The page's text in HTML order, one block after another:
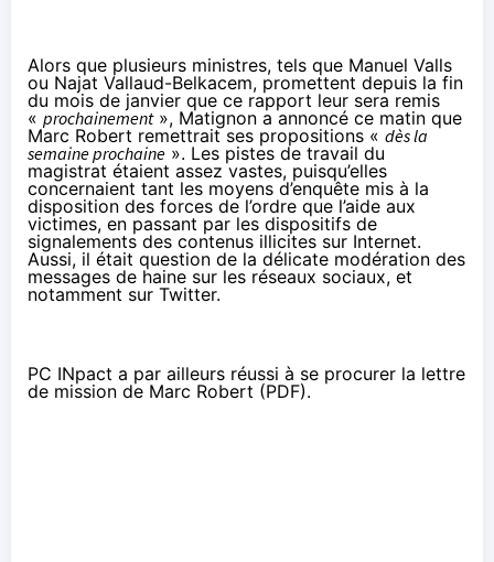
Alors que plusieurs ministres, tels que Manuel Valls
ou Najat Vallaud-Belkacem, promettent depuis la fin
du mois de janvier que ce rapport leur sera remis
« prochainement», Matignon a annoncé ce matin que
Marc Robert remettrait ses propositions « dès la
semaine prochaine ». Les pistes de travail du
magistrat étaient assez vastes, puisqu’elles
concernaient tant les moyens d’enquête mis à la
disposition des forces de l’ordre que l’aide aux
victimes, en passant par les dispositifs de
signalements des contenus illicites sur Internet.
Aussi, il était question de la délicate modération des
messages de haine sur les réseaux sociaux, et
notamment sur Twitter.
PC INpact a par ailleurs réussi à se procurer la lettre
de mission de Marc Robert (PDF).